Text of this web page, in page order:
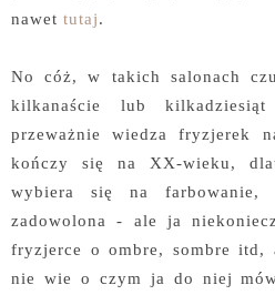
nawet tutaj.
No cóż, w takich salonach
kilkanaście lub
przeważnie wiedza fryzjerek
kończy się na XX-wieku,
wybiera się na farbowanie,
zadowolona - ale ja
fryzjerce o ombre, sombre
nie wie o czym ja do niej